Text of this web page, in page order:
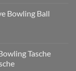
Bowling Ball
Tasche